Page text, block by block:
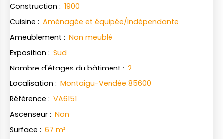
Construction : 1900
Cuisine : Aménagée et équipée/Indépendante
Ameublement : Non meublé
Exposition : Sud
Nombre d'étages du bâtiment : 2
Localisation : Montaigu-Vendée 85600
Référence : VA6151
Ascenseur : Non
Surface : 67 m²